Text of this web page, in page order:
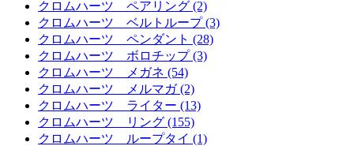
クロムハーツ ペアリング (2)
クロムハーツ ベルトループ (3)
クロムハーツ ペンダント (28)
クロムハーツ ボロチップ (3)
クロムハーツ メガネ (54)
クロムハーツ メルマガ (2)
クロムハーツ ライター (13)
クロムハーツ リング (155)
クロムハーツ ループタイ (1)